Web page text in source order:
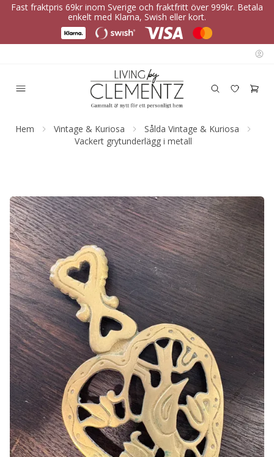
Fast fraktpris 69kr inom Sverige och fraktfritt över 999kr. Betala
enkelt med Klarna, Swish eller kort.
Hem Vintage & Kuriosa
Sålda Vintage & Kuriosa
Vackert grytunderlägg i metall